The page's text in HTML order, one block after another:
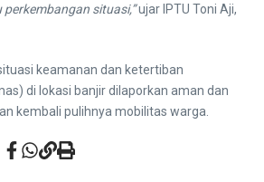
situasi,”ujar IPTU Toni Aji,
keamanan dan ketertiban
di lokasi banjir dilaporkan aman dan
kembali pulihnya mobilitas warga.